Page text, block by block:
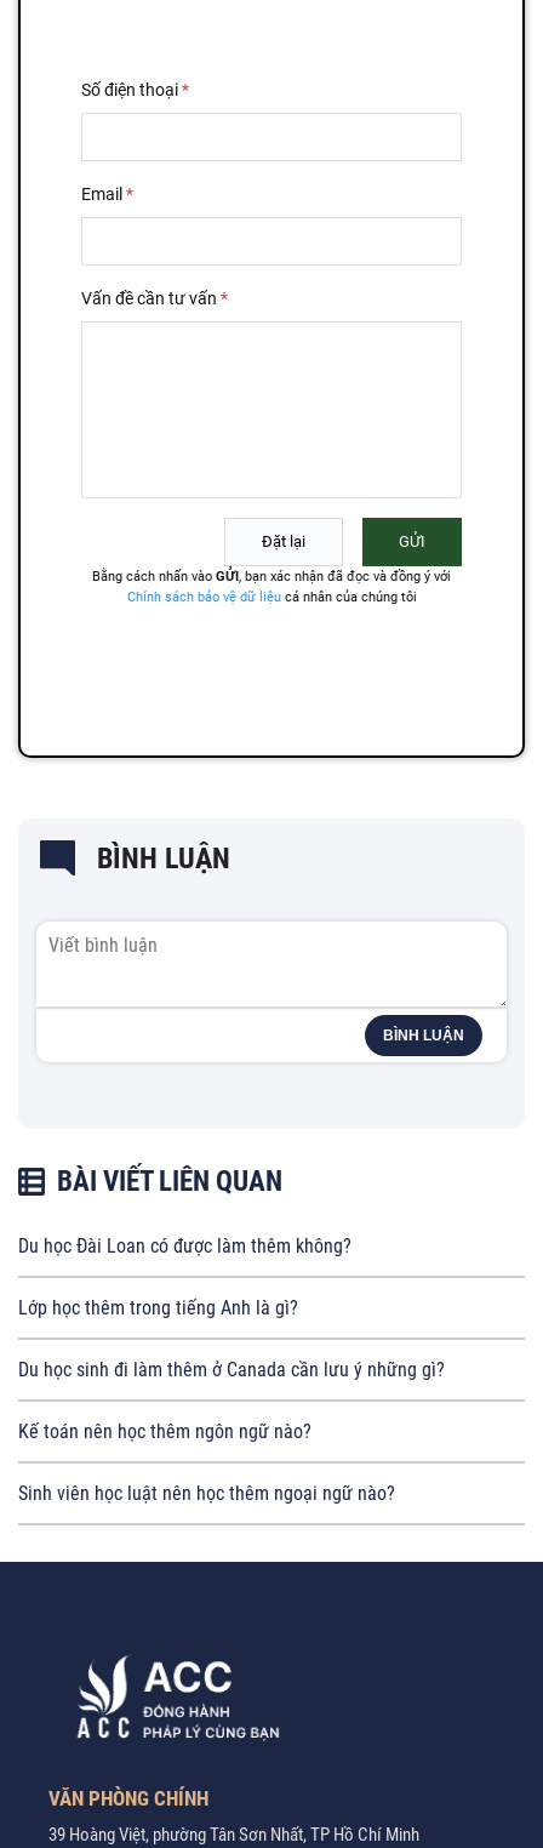
BÌNH LUẬN
BÌNH LUẬN
BÀI VIẾT LIÊN QUAN
Du học Đài Loan có được làm thêm không?
Lớp học thêm trong tiếng Anh là gì?
Du học sinh đi làm thêm ở Canada cần lưu ý những gì?
Kế toán nên học thêm ngôn ngữ nào?
Sinh viên học luật nên học thêm ngoại ngữ nào?
VĂN PHÒNG CHÍNH
39 Hoàng Việt, phường Tân Sơn Nhất, TP Hồ Chí Minh